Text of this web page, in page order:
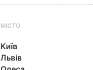
МІСТО
Київ
Львів